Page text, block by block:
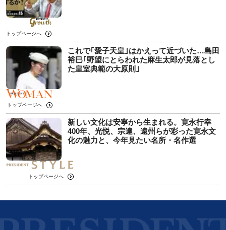
トップページへ
これで｢愛子天皇｣はかえって近づいた…島田
裕巳｢野望にとらわれた麻生太郎が見落とし
た皇室典範の大原則｣
トップページへ
新しい文化は安寧から生まれる。寛永行幸
400年、光悦、宗達、遠州らが彩った寛永文
化の魅力と、今年見たい名所・名作選
トップページへ